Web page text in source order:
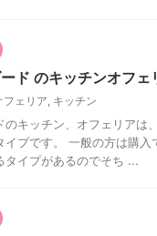
ド のキッチンオフェ
フェリア, キッチン
のキッチン、オフェリアは
イプです。 一般の方は購
タイプがあるのでそち ...